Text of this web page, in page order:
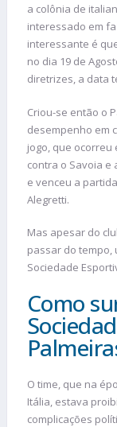
a colônia de
interessado em
interessante é
no dia 19 de
diretrizes, a data
Criou-se então o
desempenho em
jogo, que ocorreu
contra o Savoia e
e venceu a
Alegretti.
Mas apesar do
passar do tempo,
Sociedade
Como
O time, que na
Itália, estava
complicações